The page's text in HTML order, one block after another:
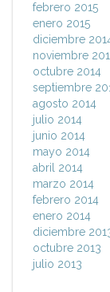
febrero 2015
enero 2015
diciembre
noviembre
octubre 2014
septiembre
agosto 2014
julio 2014
junio 2014
mayo 2014
abril 2014
marzo 2014
febrero 2014
enero 2014
diciembre
octubre 2013
julio 2013